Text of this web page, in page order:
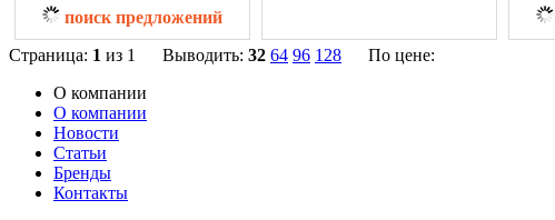
поиск предложений
Страница: 1 из 1 Выводить: 32 64 96 128
По цене:
О компании
О компании
Новости
Статьи
Бренды
Контакты